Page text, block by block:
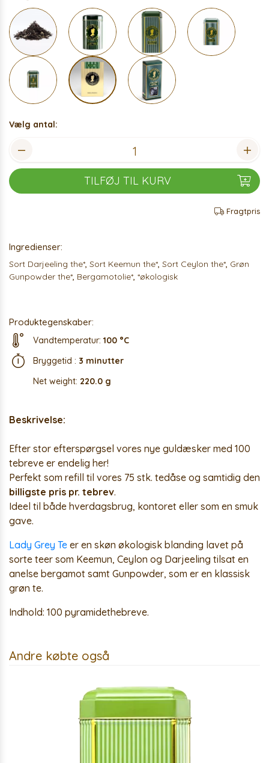
Vælg antal:
TILFØJ TIL KURV
Fragtpris
Ingredienser:
Sort Darjeeling the*, Sort Keemun the*, Sort Ceylon the*, Grøn
Gunpowder the*, Bergamotolie*, *økologisk
Produktegenskaber:
Vandtemperatur: 100 °C
Bryggetid : 3 minutter
Net weight: 220.0 g
Beskrivelse:
Efter stor efterspørgsel vores nye guldæsker med 100
tebreve er endelig her!
Perfekt som refill til vores 75 stk. tedåse og samtidig den
billigste pris pr. tebrev.
Ideel til både hverdagsbrug, kontoret eller som en smuk
gave.
Lady Grey Te er en skøn økologisk blanding lavet på
sorte teer som Keemun, Ceylon og Darjeeling tilsat en
anelse bergamot samt Gunpowder, som er en klassisk
grøn te.
Indhold: 100 pyramidethebreve.
Andre købte også